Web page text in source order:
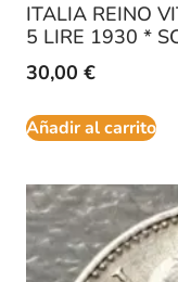
ITALIA REINO
5 LIRE 1930 *
30,00 €
Añadir al carrito